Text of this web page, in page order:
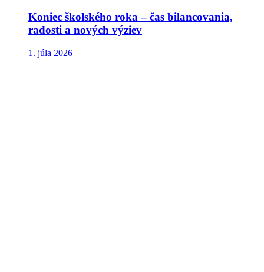
Koniec školského roka – čas bilancovania,
radosti a nových výziev
1. júla 2026